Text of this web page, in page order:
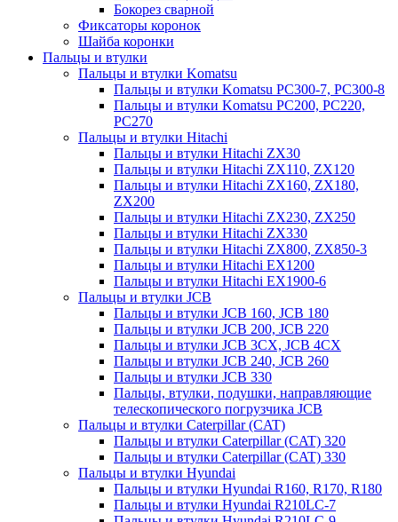
Бокорез сварной
Фиксаторы коронок
Шайба коронки
Пальцы и втулки
Пальцы и втулки Komatsu
Пальцы и втулки Komatsu PC300-7, PC300-8
Пальцы и втулки Komatsu PC200, PC220,
PC270
Пальцы и втулки Hitachi
Пальцы и втулки Hitachi ZX30
Пальцы и втулки Hitachi ZX110, ZX120
Пальцы и втулки Hitachi ZX160, ZX180,
ZX200
Пальцы и втулки Hitachi ZX230, ZX250
Пальцы и втулки Hitachi ZX330
Пальцы и втулки Hitachi ZX800, ZX850-3
Пальцы и втулки Hitachi EX1200
Пальцы и втулки Hitachi EX1900-6
Пальцы и втулки JCB
Пальцы и втулки JCB 160, JCB 180
Пальцы и втулки JCB 200, JCB 220
Пальцы и втулки JCB 3CX, JCB 4CX
Пальцы и втулки JCB 240, JCB 260
Пальцы и втулки JCB 330
Пальцы, втулки, подушки, направляющие
телескопического погрузчика JCB
Пальцы и втулки Caterpillar (CAT)
Пальцы и втулки Caterpillar (CAT) 320
Пальцы и втулки Caterpillar (CAT) 330
Пальцы и втулки Hyundai
Пальцы и втулки Hyundai R160, R170, R180
Пальцы и втулки Hyundai R210LC-7